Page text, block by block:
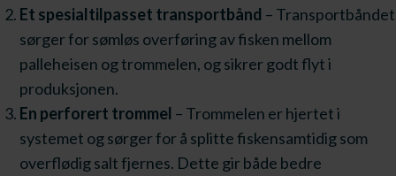
Et spesialtilpasset transportbånd – Transportbåndet
sørger for sømløs overføring av fisken mellom
palleheisen og trommelen, og sikrer godt flyt i
produksjonen.
En perforert trommel – Trommelen er hjertet i
systemet og sørger for å splitte fiskensamtidig som
overflødig salt fjernes. Dette gir både bedre